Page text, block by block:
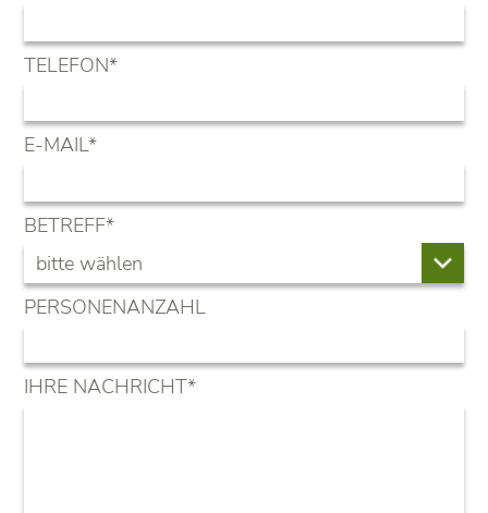
PFLICHTFELD
TELEFON*
PFLICHTFELD
E-MAIL*
PFLICHTFELD
BETREFF*
PERSONENANZAHL
PFLICHTFELD
IHRE NACHRICHT*